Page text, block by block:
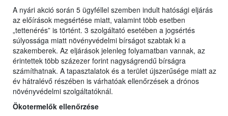
A nyári akció során 5 ügyféllel szemben indult hatósági eljárás
az előírások megsértése miatt, valamint több esetben
„tettenérés” is történt. 3 szolgáltató esetében a jogsértés
súlyossága miatt növényvédelmi bírságot szabtak ki a
szakemberek. Az eljárások jelenleg folyamatban vannak, az
érintettek több százezer forint nagyságrendű bírságra
számíthatnak. A tapasztalatok és a terület újszerűsége miatt az
év hátralévő részében is várhatóak ellenőrzések a drónos
növényvédelmi szolgáltatóknál.
Ökotermelők ellenőrzése